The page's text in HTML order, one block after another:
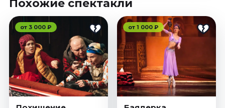
Похожие спектакли
от 3 000 ₽ от 1 000 ₽